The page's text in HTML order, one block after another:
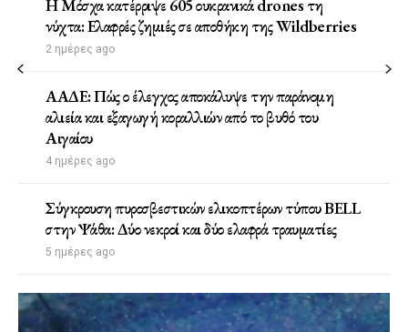
Η Μόσχα κατέρριψε 605 ουκρανικά drones τη
νύχτα: Ελαφρές ζημιές σε αποθήκη της Wildberries
2 ημέρες ago
ΑΑΔΕ: Πώς ο έλεγχος αποκάλυψε την παράνομη
αλιεία και εξαγωγή κοραλλιών από το βυθό του
Αιγαίου
4 ημέρες ago
Σύγκρουση πυροσβεστικών ελικοπτέρων τύπου BELL
στην Ψάθα: Δύο νεκροί και δύο ελαφρά τραυματίες
5 ημέρες ago